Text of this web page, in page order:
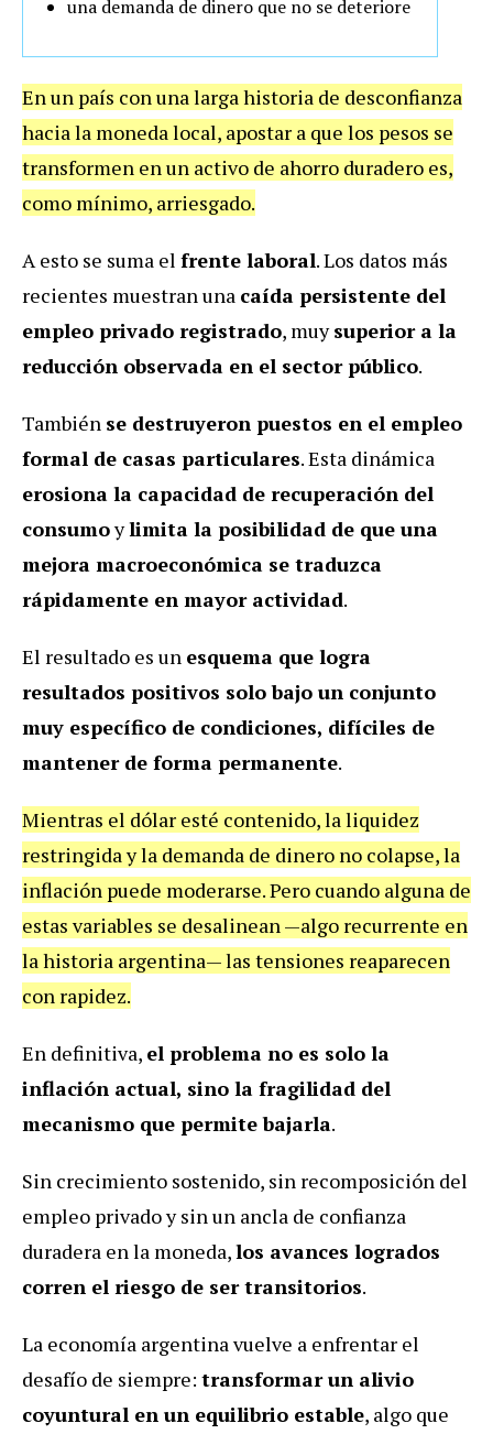
una demanda de dinero que no se deteriore
En un país con una larga historia de desconfianza
hacia la moneda local, apostar a que los pesos se
transformen en un activo de ahorro duradero es,
como mínimo, arriesgado.
A esto se suma el frente laboral. Los datos más
recientes muestran una caída persistente del
empleo privado registrado, muysuperior a la
reducción observada en el sector público.
También se destruyeron puestos en el empleo
formal de casas particulares. Esta dinámica
erosiona la capacidad de recuperación del
consumoylimita la posibilidad de que una
mejora macroeconómica se traduzca
rápidamente en mayor actividad.
El resultado es un esquema que logra
resultados positivos solo bajo un conjunto
muy específico de condiciones, difíciles de
mantener de forma permanente.
Mientras el dólar esté contenido, la liquidez
restringida y la demanda de dinero no colapse, la
inflación puede moderarse. Pero cuando alguna de
estas variables se desalinean —algo recurrente en
la historia argentina— las tensiones reaparecen
con rapidez.
En definitiva, el problema no es solo la
inflación actual, sino la fragilidad del
mecanismo que permite bajarla.
Sin crecimiento sostenido, sin recomposición del
empleo privado y sin un ancla de confianza
duradera en la moneda,los avances logrados
corren el riesgo de ser transitorios.
La economía argentina vuelve a enfrentar el
desafío de siempre: transformar un alivio
coyuntural en un equilibrio estable, algo que